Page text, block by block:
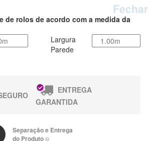
Fechar
de rolos de acordo com a medida da
Largura
Parede
ENTREGA
GARANTIDA
Separação e Entrega
do Produto